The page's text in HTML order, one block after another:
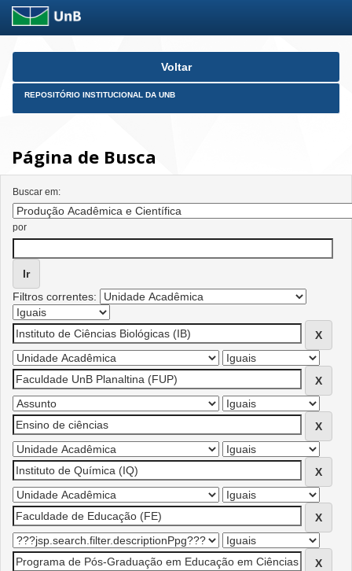
Skip
Voltar
REPOSITÓRIO INSTITUCIONAL DA UNB
Página de Busca
Buscar em:
por
Filtros correntes: